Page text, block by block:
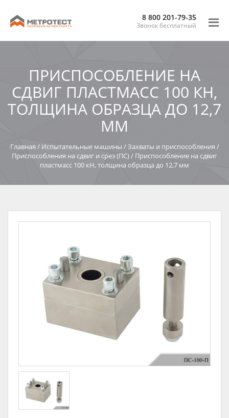
8 800 201-79-35
Звонок бесплатный
ПРИСПОСОБЛЕНИЕ НА
СДВИГ ПЛАСТМАСС 100 КН,
ТОЛЩИНА ОБРАЗЦА ДО 12,7
ММ
Главная / Испытательные машины /Захваты и приспособления /
Приспособления на сдвиг и срез (ПС)/ Приспособление на сдвиг
пластмасс 100 кН, толщина образца до 12,7 мм